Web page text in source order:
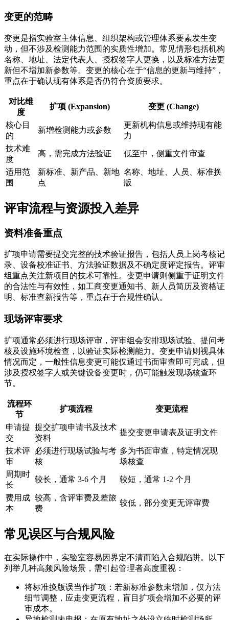
变更的范畴
变更是指实验室主体信息、组织架构或管理体系要素发生变
动，但不涉及检测能力范围的实质性增加。常见情形包括机构
名称、地址、法定代表人、授权签字人更换，以及标准方法更
新但不增加新参数等。变更的核心在于“信息的更新与维持”，
重点在于确认现有体系是否仍符合资质要求。
对比维
度
扩项 (Expansion) 变更 (Change)
核心目
的
新增检测能力或参数
更新机构信息或维持现有能
力
技术难
度
高，需完成方法验证 低至中，侧重文件审查
适用范
围
新标准、新产品、新地
点
名称、地址、人员、标准换
版
评审流程与资源投入差异
资料准备重点
扩项申请需要提交完整的技术验证报告，包括人员上岗考核记
录、设备校准证书、方法验证数据及不确定度评定报告。评审
组重点关注新项目的技术可靠性。变更申请则侧重于证明文件
的合法性与有效性，如工商变更通知书、新人员简历及资格证
明、标准查新报告等，重点在于合规性确认。
现场评审要求
扩项通常必须进行现场评审，评审组会安排现场试验、提问考
核及设施环境检查，以验证实际检测能力。变更申请则视具体
情况而定，一般性信息变更可能仅通过书面审查即可完成，但
涉及授权签字人或关键设备变更时，仍可能触发现场核查环
节。
流程环
节
扩项流程 变更流程
申请提
交
提交扩项申请书及技术
资料
提交变更申请表及证明文件
技术评
审
必须进行现场试验与考
核
多为书面审查，特定情况现
场核查
周期时
长
较长，通常 3-6 个月 较短，通常 1-2 个月
费用成
本
较高，含评审费及差旅
费
较低，部分变更无评审费
常见误区与合规风险
在实际操作中，实验室容易因界定不清而陷入合规陷阱。以下
列举几种高频风险场景，需引起管理者高度重视：
将标准换版误当作扩项：若新标准参数未增加，仅方法
细节调整，应走变更流程，盲目扩项会增加不必要的评
审成本。